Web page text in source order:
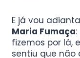
E já vou
Maria Fumaça
fizemos por lá,
sentiu que não